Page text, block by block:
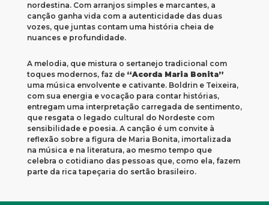
nordestina. Com arranjos simples e marcantes, a
canção ganha vida com a autenticidade das duas
vozes, que juntas contam uma história cheia de
nuances e profundidade.
A melodia, que mistura o sertanejo tradicional com
toques modernos, faz de “Acorda Maria Bonita”
uma música envolvente e cativante. Boldrin e Teixeira,
com sua energia e vocação para contar histórias,
entregam uma interpretação carregada de sentimento,
que resgata o legado cultural do Nordeste com
sensibilidade e poesia. A canção é um convite à
reflexão sobre a figura de Maria Bonita, imortalizada
na música e na literatura, ao mesmo tempo que
celebra o cotidiano das pessoas que, como ela, fazem
parte da rica tapeçaria do sertão brasileiro.